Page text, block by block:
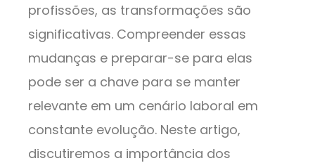
profissões, as transformações são
significativas. Compreender essas
mudanças e preparar-se para elas
pode ser a chave para se manter
relevante em um cenário laboral em
constante evolução. Neste artigo,
discutiremos a importância dos